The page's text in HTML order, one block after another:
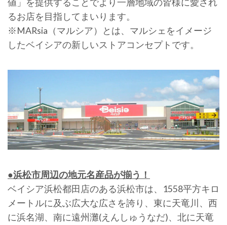
るお店を目指してまいります。
※MARsia（マルシア）とは、マルシェをイメージ
したベイシアの新しいストアコンセプトです。
●浜松市周辺の地元名産品が揃う！
ベイシア浜松都田店のある浜松市は、1558平方キロ
メートルに及ぶ広大な広さを誇り、東に天竜川、西
に浜名湖、南に遠州灘(えんしゅうなだ)、北に天竜